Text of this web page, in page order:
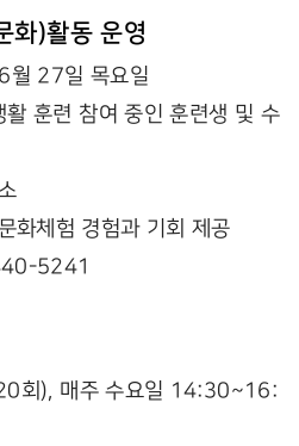
화)활동 운영
월 27일 목요일
훈련 참여 중인 훈련생 및 수
화체험 경험과 기회 제공
5241
회), 매주 수요일 14:30~16: